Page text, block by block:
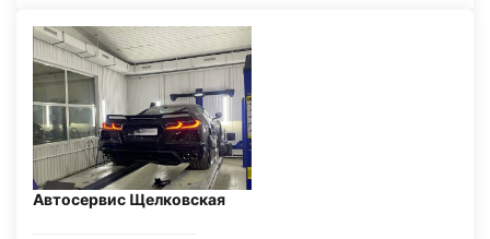
Автосервис Щелковская